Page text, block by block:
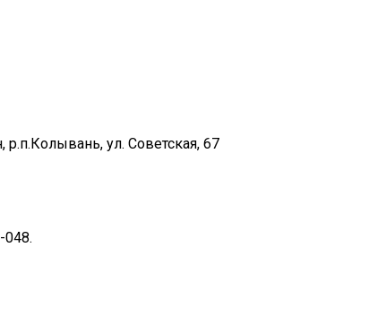
ул. Советская, 67